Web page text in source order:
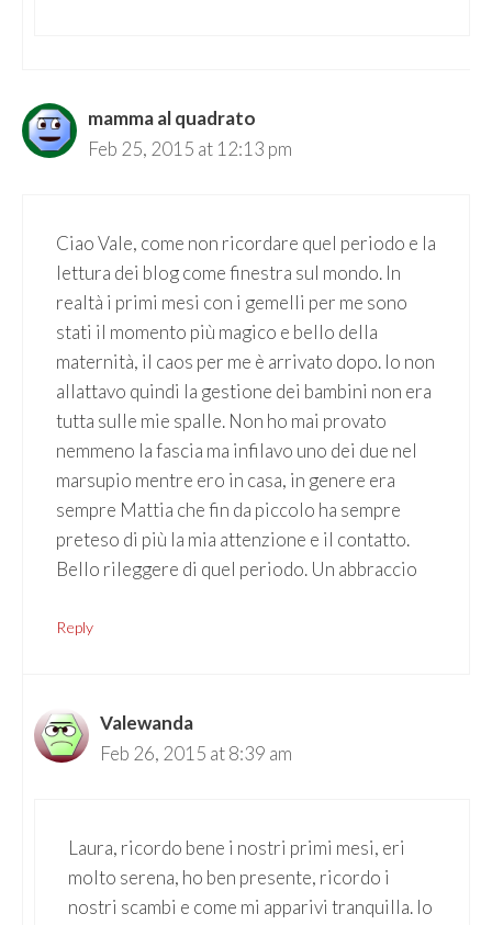
mamma al quadrato
Feb 25, 2015 at 12:13 pm
Ciao Vale, come non ricordare quel periodo e la
lettura dei blog come finestra sul mondo. In
realtà i primi mesi con i gemelli per me sono
stati il momento più magico e bello della
maternità, il caos per me è arrivato dopo. Io non
allattavo quindi la gestione dei bambini non era
tutta sulle mie spalle. Non ho mai provato
nemmeno la fascia ma infilavo uno dei due nel
marsupio mentre ero in casa, in genere era
sempre Mattia che fin da piccolo ha sempre
preteso di più la mia attenzione e il contatto.
Bello rileggere di quel periodo. Un abbraccio
Reply
Valewanda
Feb 26, 2015 at 8:39 am
Laura, ricordo bene i nostri primi mesi, eri
molto serena, ho ben presente, ricordo i
nostri scambi e come mi apparivi tranquilla. Io